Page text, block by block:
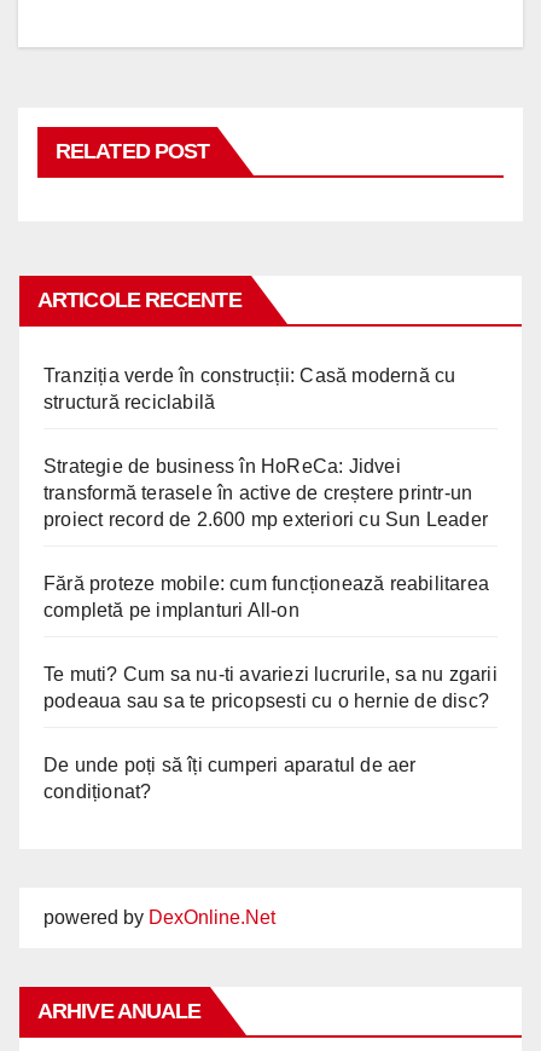
RELATED POST
ARTICOLE RECENTE
Tranziția verde în construcții: Casă modernă cu
structură reciclabilă
Strategie de business în HoReCa: Jidvei
transformă terasele în active de creștere printr-un
proiect record de 2.600 mp exteriori cu Sun Leader
Fără proteze mobile: cum funcționează reabilitarea
completă pe implanturi All-on
Te muti? Cum sa nu-ti avariezi lucrurile, sa nu zgarii
podeaua sau sa te pricopsesti cu o hernie de disc?
De unde poți să îți cumperi aparatul de aer
condiționat?
powered by DexOnline.Net
ARHIVE ANUALE